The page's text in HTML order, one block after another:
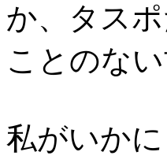
か、タス
ことのな
私がいか